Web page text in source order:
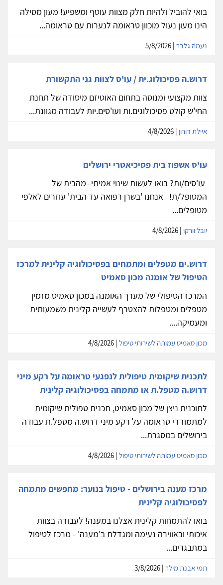
בואי להוביל ולהיות חלק מצוות עוטף ומשפיע! מעון מסילה
הינו מעון נעול מוכוון טראומה לנערות עם טראומה...
נעמה גלבר
דרוש.ה פסיכולוג.ית / עו'ס לצוות גני התקשורת
צוות מקצועי ומנוסה בתחום האוטיזם מיסודה של תחנת
החי'ש קולט פסיכולוגים.ות ועו'סים.יות לעבודה מגוונת...
איילת דורון
עו'ס אשפוז בית פסיכיאטרי ירושלים
עו'סים/ות? בואו לעשות שינוי אמיתי- מהבית של
המטופל/ת! אנחנו 'בשרן רפואה עד הבית' עוזרים לאלפי
מטופלים...
יובל וורקו
דרוש.ים מטפלים ומתמחים בפסיכולוגיה קלינית למרכז
הטיפול של אומנה מכון סאמיט
המרכז הטיפולי של מערך האומנה במכון סאמיט מזמין
מטפלים ומטפלות להצטרף לעשייה קלינית משמעותית
ומעמיקה....
מכון סאמיט עמותה לשירותי טיפול
לתכנית שיקומית טיפולית לנפגעי טראומה על רקע מיני
דרוש.ה מטפל.ת או מתמחה בפסיכולוגיה קלינית
לתוכנית ניצן של מכון סאמיט, תכנית טפולית שיקומית
למתמודדי טראומה על רקע מיני דרוש.ה מטפל.ת עבודה
בירושלים במסגרת...
מכון סאמיט עמותה לשירותי טיפול
מרכז מענה בירושלים - טיפול בנוער: מחפשים מתמחה
לפסיכולוגיה קלינית
בואו להתמחות קלינית אצלנו במענה! לעבודה בצוות
איכותי ובאווירה נעימה ומגדלת ב'מענה' - מרכז לטיפול
במתבגרים...
תמי אבנת מילר